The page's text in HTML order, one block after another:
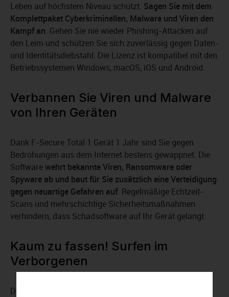
Leben auf höchstem Niveau schützt. Sagen Sie mit dem
Komplettpaket Cyberkriminellen, Malware und Viren den
Kampf an. Gehen Sie nie wieder Phishing-Attacken auf
den Leim und schützen Sie sich zuverlässig gegen Daten-
und Identitätsdiebstahl. Die Lizenz ist kompatibel mit den
Betriebssystemen Windows, macOS, iOS und Android.
Verbannen Sie Viren und Malware
von Ihren Geräten
Dank F-Secure Total 1 Gerät 1 Jahr sind Sie gegen
Bedrohungen aus dem Internet bestens gewappnet. Die
Softwarewehrt bekannte Viren, Ransomware oder
Spyware ab und baut für Sie zusätzlich eine Verteidigung
gegen neuartige Gefahren auf. Regelmäßige Echtzeit-
Scans und mehrschichtige Sicherheitsmaßnahmen
verhindern, dass Schadsoftware auf Ihr Gerät gelangt.
Kaum zu fassen! Surfen im
Verborgenen
Der